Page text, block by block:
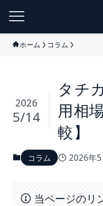
ホーム コラム
タチ
用相
較】
2026
5/14
コラム 2026年5
当ページのリ